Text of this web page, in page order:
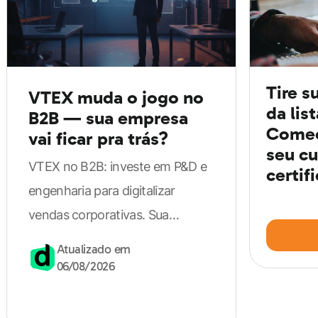
alguns fatores como:
número de escolas e turnos que trabalha;
porte da empresa contratante;
formação (especialização, mestrado, doutorado
região do Brasil onde o profissional atuará.
No entanto, segundo o Site Nacional de Empregos
(Sine),o salário desse profissional varia entre R$
VTEX muda o jogo no
B2B — sua empresa
vai ficar pra trás?
VTEX no B2B: investe em P&D e
engenharia para digitalizar
vendas corporativas. Sua
competitiva.
Atualizado em
06/08/2026
Tire
da
seu